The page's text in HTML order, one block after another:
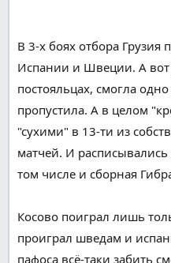
В 3-х боях отбора Грузия
Испании и Швеции. А вот
постояльцах, смогла одно
пропустила. А в целом
"сухими" в 13-ти из
матчей. И
том числе и сборная
Косово поиграл лишь
проиграл шведам и
пафоса всё-таки забить